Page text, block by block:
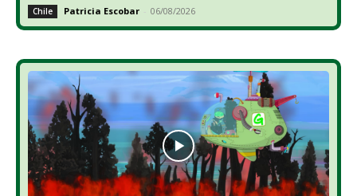
Chile Patricia Escobar - 06/08/2026